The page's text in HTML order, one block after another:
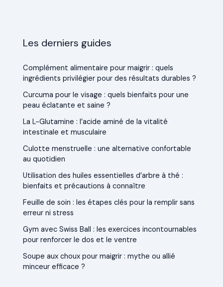
Les derniers guides
Complément alimentaire pour maigrir : quels
ingrédients privilégier pour des résultats durables ?
Curcuma pour le visage : quels bienfaits pour une
peau éclatante et saine ?
La L-Glutamine : l’acide aminé de la vitalité
intestinale et musculaire
Culotte menstruelle : une alternative confortable
au quotidien
Utilisation des huiles essentielles d’arbre à thé :
bienfaits et précautions à connaître
Feuille de soin : les étapes clés pour la remplir sans
erreur ni stress
Gym avec Swiss Ball : les exercices incontournables
pour renforcer le dos et le ventre
Soupe aux choux pour maigrir : mythe ou allié
minceur efficace ?